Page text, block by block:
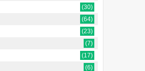
(30)
(64)
(23)
(7)
(17)
(6)